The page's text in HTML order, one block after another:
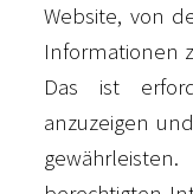
Website, von
Informationen
Das ist
anzuzeigen